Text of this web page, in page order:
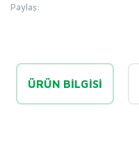
Paylaş:
ÜRÜN BILGISI